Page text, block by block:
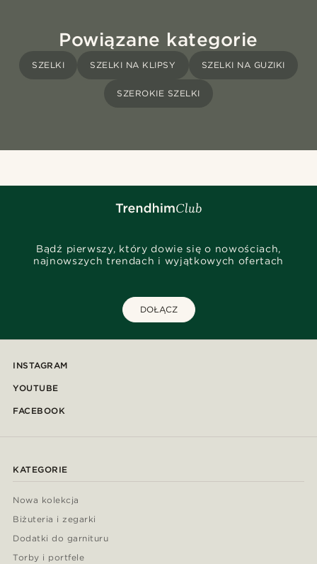
Powiązane kategorie
SZELKI SZELKI NA KLIPSY SZELKI NA GUZIKI
SZEROKIE SZELKI
Bądź pierwszy, który dowie się o nowościach,
najnowszych trendach i wyjątkowych ofertach
DOŁĄCZ
INSTAGRAM
YOUTUBE
FACEBOOK
KATEGORIE
Nowa kolekcja
Biżuteria i zegarki
Dodatki do garnituru
Torby i portfele